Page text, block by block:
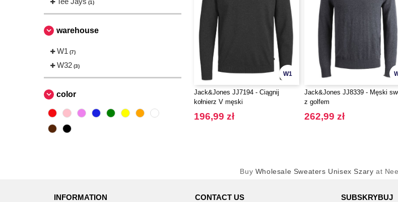
(1)
warehouse
W1 (7)
W32 (3)
color
W1
Jack&Jones JJ7194 - Ciągnij
kołnierz V męski
196,99 zł
Jack&Jones JJ8339 - Męski
z golfem
262,99 zł
Buy Wholesale Sweaters Unisex Szary at
INFORMATION CONTACT US SUBSKRYBUJ